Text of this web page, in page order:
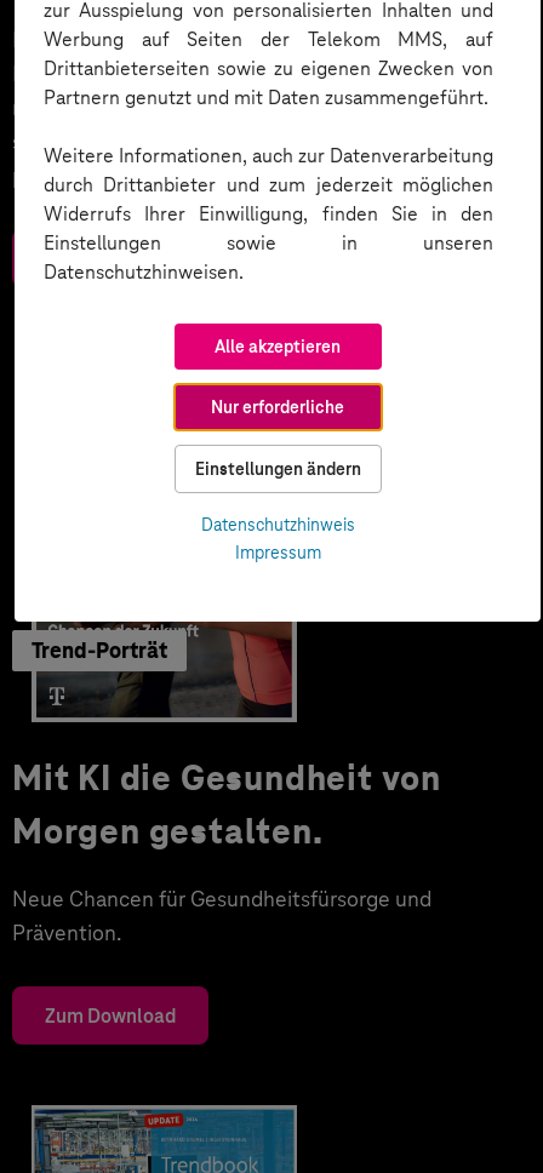
zur Ausspielung von personalisierten Inhalten und
Werbung auf Seiten der Telekom MMS, auf
Drittanbieterseiten sowie zu eigenen Zwecken von
Partnern genutzt und mit Daten zusammengeführt.
Weitere Informationen, auch zur Datenverarbeitung
durch Drittanbieter und zum jederzeit möglichen
Widerrufs Ihrer Einwilligung, finden Sie in den
Einstellungen sowie in unseren
Datenschutzhinweisen.
Alle akzeptieren
Nur erforderliche
Einstellungen ändern
Datenschutzhinweis
Impressum
Datenschutz in KI-Projekten leicht gemacht:
Entdecken Sie 10 entscheidende Schritte, um
rechtliche Anforderungen zu erfüllen, Vertrauen zu
stärken und Innovation sicher zu gestalten – inklusive
praktischer Checkliste zum Download.
Zum Download
Trend-Porträt
Mit KI die Gesundheit von
Morgen gestalten.
Neue Chancen für Gesundheitsfürsorge und
Prävention.
Zum Download